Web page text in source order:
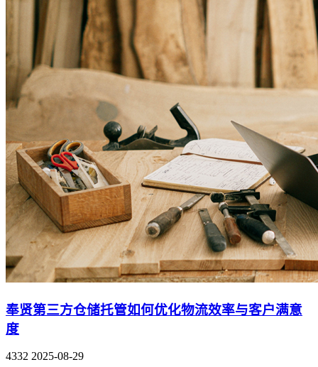
奉贤第三方仓储托管如何优化物流效率与客户满意
度
4332 2025-08-29